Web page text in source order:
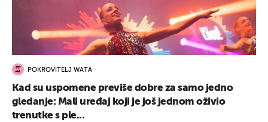
POKROVITELJ WATA
Kad su uspomene previše dobre za samo jedno
gledanje: Mali uređaj koji je još jednom oživio
trenutke s ple...